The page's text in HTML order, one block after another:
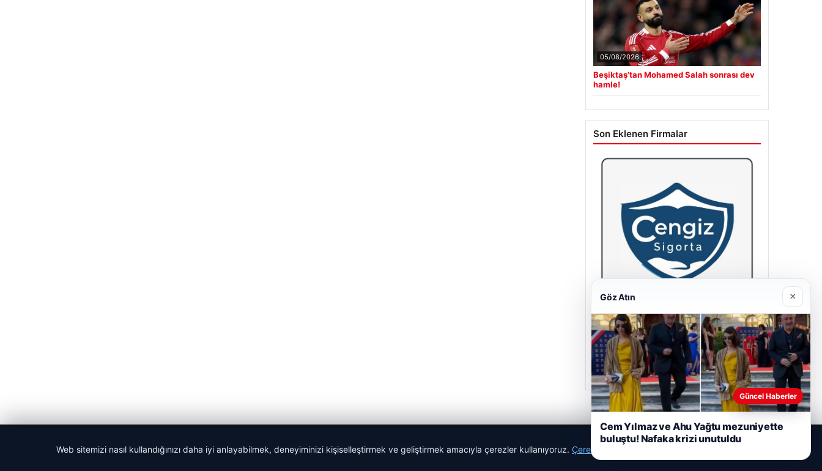
05/08/2026
Beşiktaş’tan Mohamed Salah sonrası dev
hamle!
Son Eklenen Firmalar
Cengiz Sigorta
23/06/2026
Web sitemizi nasıl kullandığınızı daha iyi anlayabilmek, deneyiminizi kişiselleştirmek ve geliştirmek amacıyla çerezler kullanıyoruz. Çerez Politikamız
Göz Atın ×
Güncel Haberler
Cem Yılmaz ve Ahu Yağtu mezuniyette
buluştu! Nafaka krizi unutuldu